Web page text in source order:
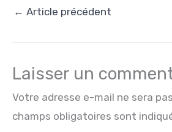
← Article précédent
Laisser un
Votre adresse e-mail ne sera
champs obligatoires sont